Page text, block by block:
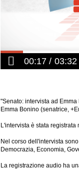
00:17 03:32
"Senato: intervista ad
Emma Bonino (senatrice,
L'intervista è stata
Nel corso dell'intervista
Democrazia, Economia,
La registrazione audio ha